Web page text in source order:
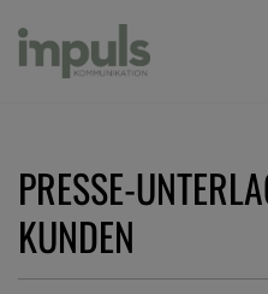
PRESSE-
KUNDEN